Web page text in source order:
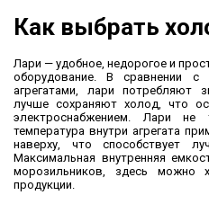
Как выбрать
Лари — удобное, недорогое и
оборудование. В сравнении с
агрегатами, лари потребляют
лучше сохраняют холод, что
электроснабжением. Лари не
температура внутри агрегата
наверху, что способствует
Максимальная внутренняя
морозильников, здесь можно
продукции.